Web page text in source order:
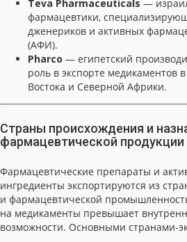
фармацевтики,
дженериков и активных
(АФИ).
Pharco — египетский
роль в экспорте медикаментов
Востока и Северной Африки.
Страны происхождения и
фармацевтической продукции
Фармацевтические препараты и
ингредиенты экспортируются из
и фармацевтической
на медикаменты превышает
возможности. Основными странами-